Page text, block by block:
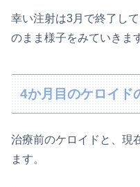
幸い注射は3月で終了し
のまま様子をみていきま
4か月目のケロイド
治療前のケロイドと、現
ます。